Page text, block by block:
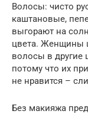
Волосы: чисто
каштановые,
выгорают на
цвета. Женщины
волосы в другие
потому что их
не нравится –
Без макияжа